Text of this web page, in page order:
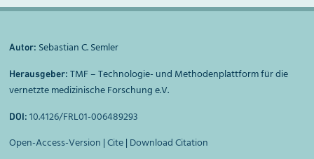
Autor: Sebastian C. Semler
Herausgeber:TMF – Technologie- und Methodenplattform für die
vernetzte medizinische Forschung e.V.
DOI: 10.4126/FRL01-006489293
Open-Access-Version |Cite| Download Citation